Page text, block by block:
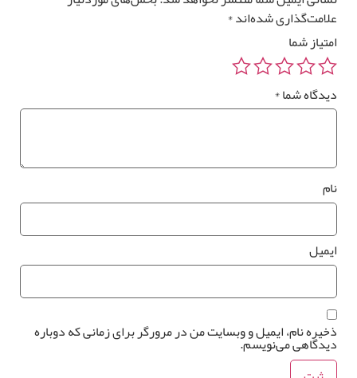
شده‌اند*
شما
شما*
نام، ایمیل و وبسایت من در مرورگر برای زمانی که دوباره
می‌نویسم.